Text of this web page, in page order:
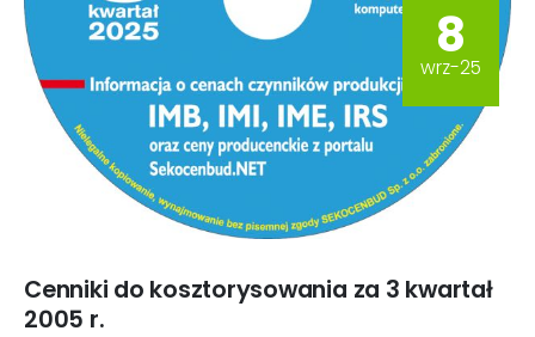
8
wrz-25
Cenniki do kosztorysowania za 3 kwartał
2005 r.